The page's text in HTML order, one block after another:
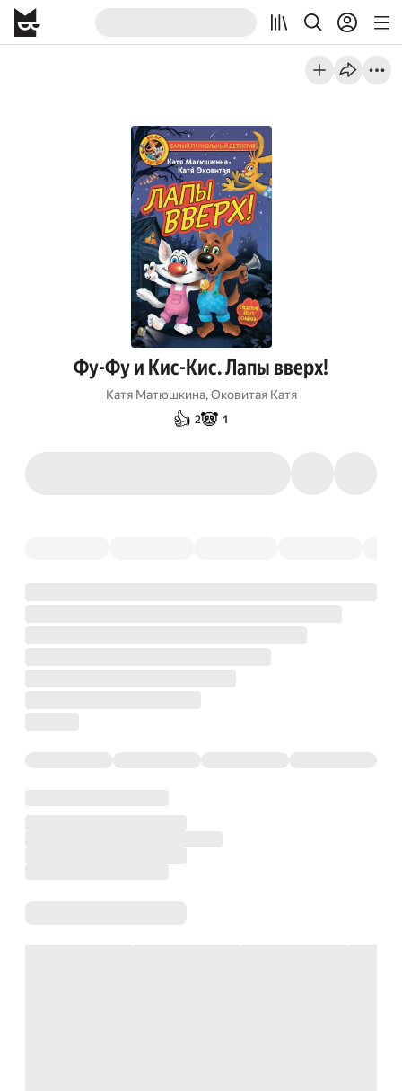
Фу-Фу и Кис-Кис. Лапы вверх!
Катя Матюшкина,Оковитая Катя
👍 2🐼 1